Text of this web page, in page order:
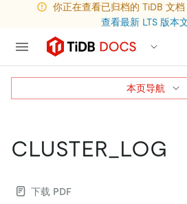
你正在查看已归档的 TiDB 文档
查看最新 LTS 版本
CLUSTER_LOG
下载 PDF
本页导航